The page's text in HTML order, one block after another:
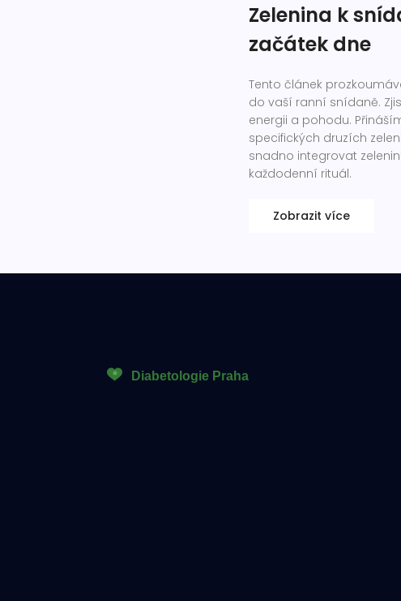
Zelenina k
začátek dne
Tento článek
do vaší ranní snídaně.
energii a pohodu.
specifických druzích
snadno integrovat
každodenní rituál.
Zobrazit více